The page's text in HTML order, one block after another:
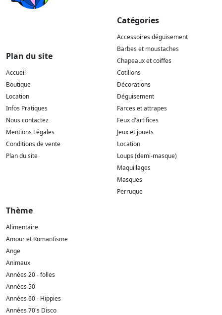
Plan du site
Accueil
Boutique
Location
Infos Pratiques
Nous contactez
Mentions Légales
Conditions de vente
Plan du site
Catégories
Accessoires déguisement
Barbes et moustaches
Chapeaux et coiffes
Cotillons
Décorations
Déguisement
Farces et attrapes
Feux d'artifices
Jeux et jouets
Location
Loups (demi-masque)
Maquillages
Masques
Perruque
Thème
Alimentaire
Amour et Romantisme
Ange
Animaux
Années 20 - folles
Années 50
Années 60 - Hippies
Années 70's Disco